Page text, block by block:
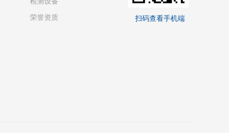
荣誉资质
扫码查看手机端